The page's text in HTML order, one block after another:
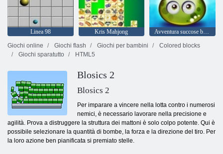
Linea 98 Kris Mahjong
Avventura succose bacche
Giochi online
Giochi flash Giochi per bambini
Colored blocks
Giochi sparatutto
HTML5
Blosics 2
Blosics 2
Per imparare a vincere nella lotta contro i numerosi
nemici, è necessario lavorare nella precisione e
agilità. Prova a distruggere la struttura dei mattoni è solo colpo potente. Qui è
possibile selezionare la quantità di bombe, la forza e la direzione del tiro. Per
la loro azione ben pianificata si premiato stelle.